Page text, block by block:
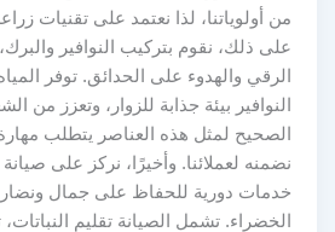
من أولوياتنا، لذا نعتمد على تقنيات
على ذلك، نقوم بتركيب النوافير
الرقي والهدوء على الحدائق. توفر
النوافير بيئة جذابة للزوار، وتعزز من
الصحيح لمثل هذه العناصر يتطلب
نضمنه لعملائنا. وأخيرًا، نركز على
خدمات دورية للحفاظ على جمال
الخضراء. تشمل الصيانة تقليم